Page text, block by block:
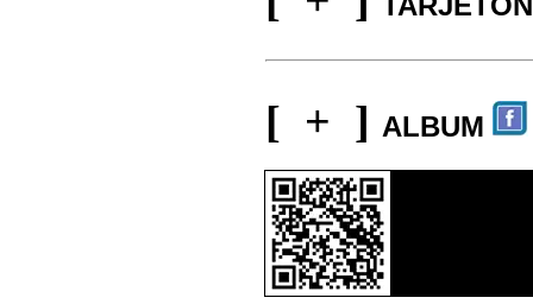
[ + ] ALBUM